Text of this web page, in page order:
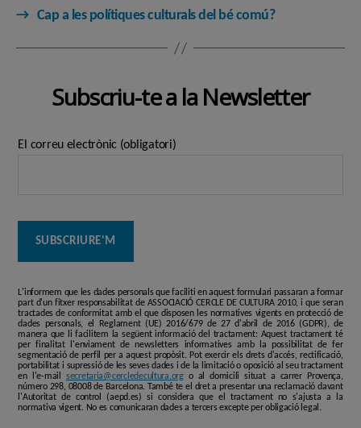
→ Cap a les polítiques culturals del bé comú?
Subscriu-te a la Newsletter
El correu electrònic (obligatori)
L'informem que les dades personals que faciliti en aquest formulari passaran a formar
part d'un fitxer responsabilitat de ASSOCIACIÓ CERCLE DE CULTURA 2010, i que seran
tractades de conformitat amb el que disposen les normatives vigents en protecció de
dades personals, el Reglament (UE) 2016/679 de 27 d'abril de 2016 (GDPR), de
manera que li facilitem la següent informació del tractament: Aquest tractament té
per finalitat l'enviament de newsletters informatives amb la possibilitat de fer
segmentació de perfil per a aquest propòsit. Pot exercir els drets d'accés, rectificació,
portabilitat i supressió de les seves dades i de la limitació o oposició al seu tractament
en l'e-mail secretaria@cercledecultura.orgo al domicili situat a carrer Provença,
número 298, 08008 de Barcelona. També te el dret a presentar una reclamació davant
l'Autoritat de control (aepd.es) si considera que el tractament no s'ajusta a la
normativa vigent. No es comunicaran dades a tercers excepte per obligació legal.